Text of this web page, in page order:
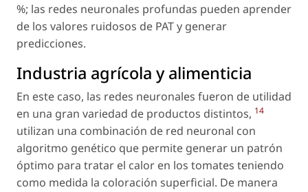
%; las redes neuronales profundas pueden aprender
de los valores ruidosos de PAT y generar
predicciones.
Industria agrícola y alimenticia
En este caso, las redes neuronales fueron de utilidad
en una gran variedad de productos distintos, 14
utilizan una combinación de red neuronal con
algoritmo genético que permite generar un patrón
óptimo para tratar el calor en los tomates teniendo
como medida la coloración superficial. De manera